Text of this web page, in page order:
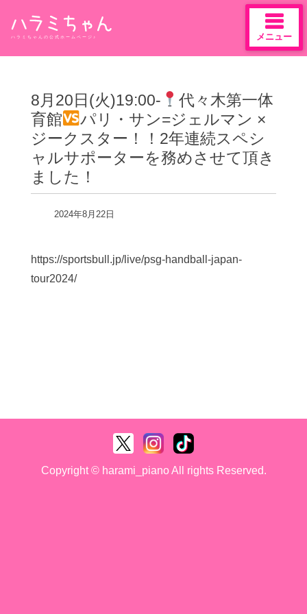
content
ハラミちゃんの公式ホームページ♪ メニュー
8月20日(火)19:00-
代々木第一体
育館
パリ・サン=ジェルマン ×
ジークスター！！2年連続スペシ
ャルサポーターを務めさせて頂き
ました！
2024年8月22日
https://sportsbull.jp/live/psg-handball-japan-
tour2024/
Copyright © harami_piano All rights Reserved.